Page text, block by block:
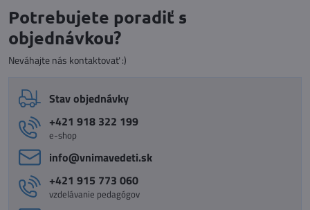
Potrebujete poradiť s
objednávkou?
Neváhajte nás kontaktovať :)
Stav objednávky
+421 918 322 199
e-shop
info​@vnimavedeti​.sk
+421 915 773 060
vzdelávanie pedagógov